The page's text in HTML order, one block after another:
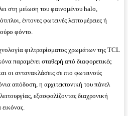
στη μείωση του φαινομένου halo,
έντονες φωτεινές λεπτομέρειες ή
φόντο.
φιλτραρίσματος χρωμάτων της TCL
παραμένει σταθερή από διαφορετικές
οι αντανακλάσεις σε πιο φωτεινούς
απόδοση, η αρχιτεκτονική του πάνελ
εξασφαλίζοντας διαχρονική